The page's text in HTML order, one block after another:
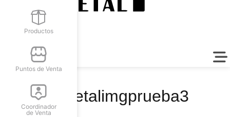
Productos
Puntos de Venta
Coordinador
de Venta
fermetalimgprueba3